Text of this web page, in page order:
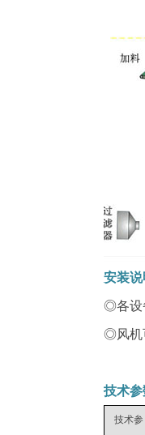
安装说
◎各设
◎风机
技术参
技术参